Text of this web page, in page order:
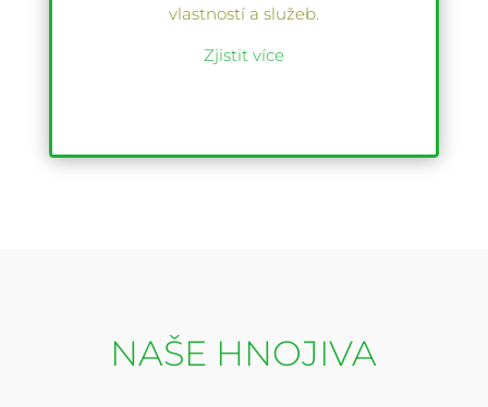
vlastností a služeb.
Zjistit více
NAŠE HNOJIVA